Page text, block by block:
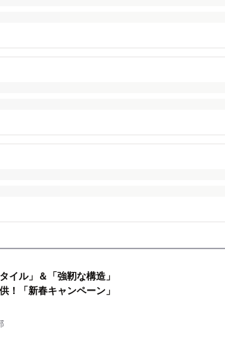
イル」＆「強靭な構造」
！「新春キャンペーン」